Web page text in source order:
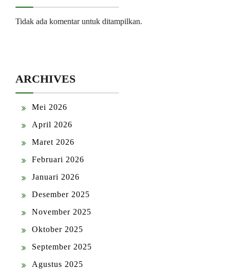
Tidak ada komentar untuk ditampilkan.
ARCHIVES
Mei 2026
April 2026
Maret 2026
Februari 2026
Januari 2026
Desember 2025
November 2025
Oktober 2025
September 2025
Agustus 2025